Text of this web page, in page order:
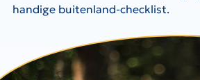
handige buitenland-checklist.